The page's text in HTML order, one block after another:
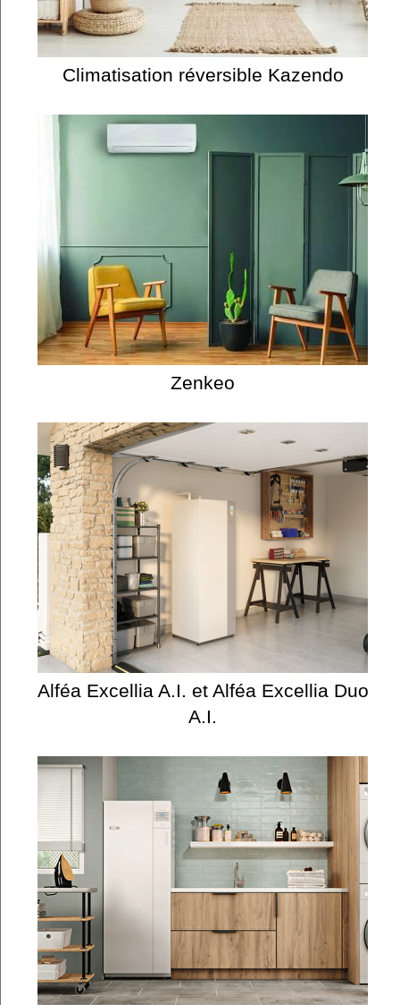
Climatisation réversible Kazendo
Zenkeo
Alféa Excellia A.I. et Alféa Excellia Duo
A.I.